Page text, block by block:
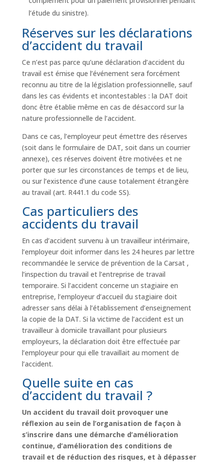
l’étude du sinistre).
Réserves sur les déclarations
d’accident du travail
Ce n’est pas parce qu’une déclaration d’accident du
travail est émise que l’événement sera forcément
reconnu au titre de la législation professionnelle, sauf
dans les cas évidents et incontestables : la DAT doit
donc être établie même en cas de désaccord sur la
nature professionnelle de l’accident.
Dans ce cas, l’employeur peut émettre des réserves
(soit dans le formulaire de DAT, soit dans un courrier
annexe), ces réserves doivent être motivées et ne
porter que sur les circonstances de temps et de lieu,
ou sur l’existence d’une cause totalement étrangère
au travail (art. R441.1 du code SS).
Cas particuliers des
accidents du travail
En cas d’accident survenu à un travailleur intérimaire,
l’employeur doit informer dans les 24 heures par lettre
recommandée le service de prévention de la Carsat ,
l’inspection du travail et l’entreprise de travail
temporaire. Si l’accident concerne un stagiaire en
entreprise, l’employeur d’accueil du stagiaire doit
adresser sans délai à l’établissement d’enseignement
la copie de la DAT. Si la victime de l’accident est un
travailleur à domicile travaillant pour plusieurs
employeurs, la déclaration doit être effectuée par
l’employeur pour qui elle travaillait au moment de
l’accident.
Quelle suite en cas
d’accident du travail ?
Un accident du travail doit provoquer une
réflexion au sein de l’organisation de façon à
s’inscrire dans une démarche d’amélioration
continue, d’amélioration des conditions de
travail et de réduction des risques, et à dépasser